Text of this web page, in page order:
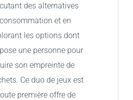
des alternatives
et en
les options dont
une personne pour
son empreinte de
Ce duo de jeux est
première offre de